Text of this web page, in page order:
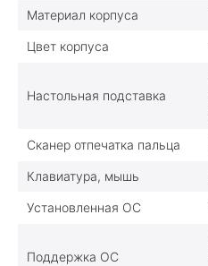
Материал корпуса
Цвет корпуса
Настольная подставка
Сканер отпечатка пальца
Клавиатура, мышь
Установленная ОС
Поддержка ОС